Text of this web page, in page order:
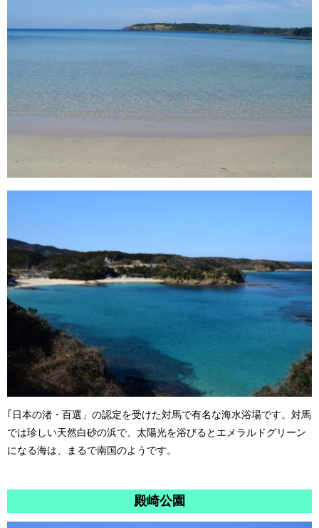
｢日本の渚・百選」の認定を受けた対馬で有名な海水浴場です。対馬
では珍しい天然白砂の浜で、太陽光を浴びるとエメラルドグリーン
になる海は、まるで南国のようです。
殿崎公園